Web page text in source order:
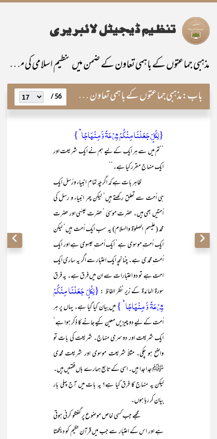
مذہبی جماعتوں کے باہمی تعاون کے ضمن میں تنظیم اسلامی کی مساعی
باب:مذہبی جماعتوں کے باہمی تعاون کے ضمن میں تنظیم اسلامی کی مساعی 56 /
{لِکُلٍّ جَعَلۡنَا مِنۡکُمۡ شِرۡعَۃً وَّ مِنۡہَاجًا ؕ }
’’تم میں سے ہر ایک کے لیے ہم نے ایک شریعت اور
ایک منہاج مقرر کیا ہے۔‘‘
ظاہر بات ہے کہ اگرچہ تمام انبیاء ورُسل ایک
ہی اُمت سے تعلق رکھتے ہیں‘ لیکن پھر انبیاء و رسل کی
اُمتیں بھی ہیں۔ حضرت موسیٰ ‘ حضرت عیسٰی اور حضرت
محمد (علیہم الصلوٰۃ والسلام) یہ سب ایک اُمت ہیں‘ لیکن
ایک اُمت ِموسوی ہے‘ ایک اُمت ِعیسوی ہے اور ایک
اُمت ِمحمد ی ہے۔ چنانچہ ایک اعتبار سے اگر یہ ساری ایک
امت ہے تو دو اعتبارات سے ان میں فرق ہے۔ یہ فرق
سورۃ المائدۃ کے زیر نظر الفاظ :{لِکُلٍّ جَعَلۡنَا مِنۡکُمۡ
شِرۡعَۃً وَّ مِنۡہَاجًا ؕ }میں بیان کیا گیا ہے۔ یہاں پر ہر
اُمت کے لیے دو چیزیں معین کیے جانے کا ذکر ہوا ہے‘
ایک شریعت اور دوسری منہاج۔ شریعت کی بات تو
واضح ہو چکی۔ مثلاً شریعت ِموسوی اور شریعت ِمحمدی
ﷺ جدا جدا ہیں۔ اسی کے تابع ہمارے ہاں فقہیں ہیں۔
لیکن یہ منہاج کا فرق کیا ہے؟ یہ بات میں آج پہلی بار
بیان کر رہا ہوں۔
مجھے جب کسی خاص موضوع پر گفتگو کرنی ہوتی
ہے اور اس کے اعتبار سے جب میں قرآن حکیم کو دیکھتا